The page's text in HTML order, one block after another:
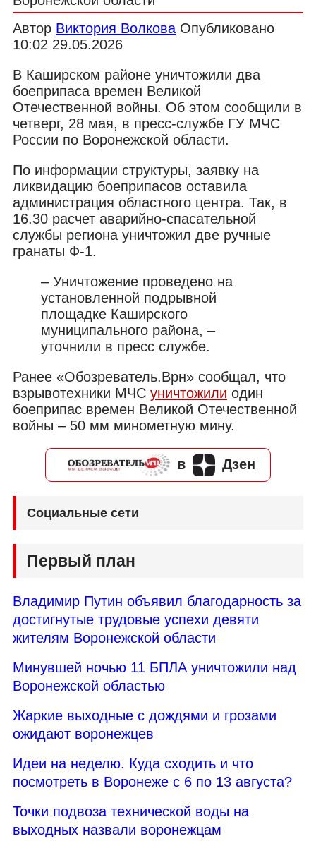
Автор Виктория Волкова Опубликовано
10:02 29.05.2026
В Каширском районе уничтожили два
боеприпаса времен Великой
Отечественной войны. Об этом сообщили в
четверг, 28 мая, в пресс-службе ГУ МЧС
России по Воронежской области.
По информации структуры, заявку на
ликвидацию боеприпасов оставила
администрация областного центра. Так, в
16.30 расчет аварийно-спасательной
службы региона уничтожил две ручные
гранаты Ф-1.
– Уничтожение проведено на
установленной подрывной
площадке Каширского
муниципального района, –
уточнили в пресс службе.
Ранее «Обозреватель.Врн» сообщал, что
взрывотехники МЧС уничтожили один
боеприпас времен Великой Отечественной
войны – 50 мм минометную мину.
в Дзен
Социальные сети
Первый план
Владимир Путин объявил благодарность за
достигнутые трудовые успехи девяти
жителям Воронежской области
Минувшей ночью 11 БПЛА уничтожили над
Воронежской областью
Жаркие выходные с дождями и грозами
ожидают воронежцев
Идеи на неделю. Куда сходить и что
посмотреть в Воронеже с 6 по 13 августа?
Точки подвоза технической воды на
выходных назвали воронежцам